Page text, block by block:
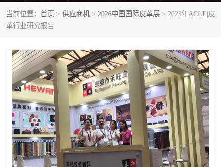
当前位置： 首页 > 供应商机 > 2026中国国际皮革展 > 2023年ACLE|皮
革行业研究报告